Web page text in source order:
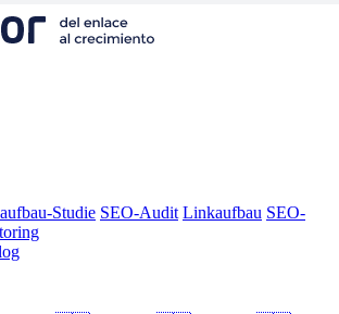
Studie SEO-Audit Linkaufbau SEO-